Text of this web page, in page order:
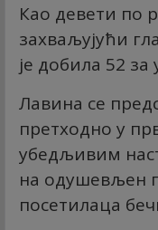
Као девети по
захваљујући
је добила 52
Лавина се
претходно у
убедљивим
на одушевљен
посетилаца